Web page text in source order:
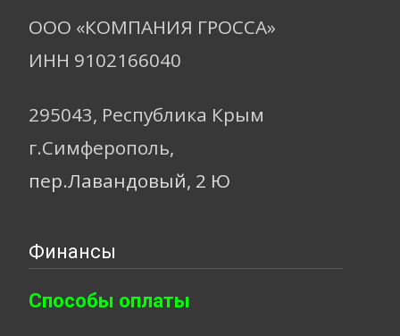
ООО «КОМПАНИЯ ГРОССА»
ИНН 9102166040
295043, Республика Крым
г.Симферополь,
пер.Лавандовый, 2 Ю
Финансы
Способы оплаты